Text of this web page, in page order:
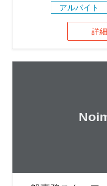
アルバイト
詳